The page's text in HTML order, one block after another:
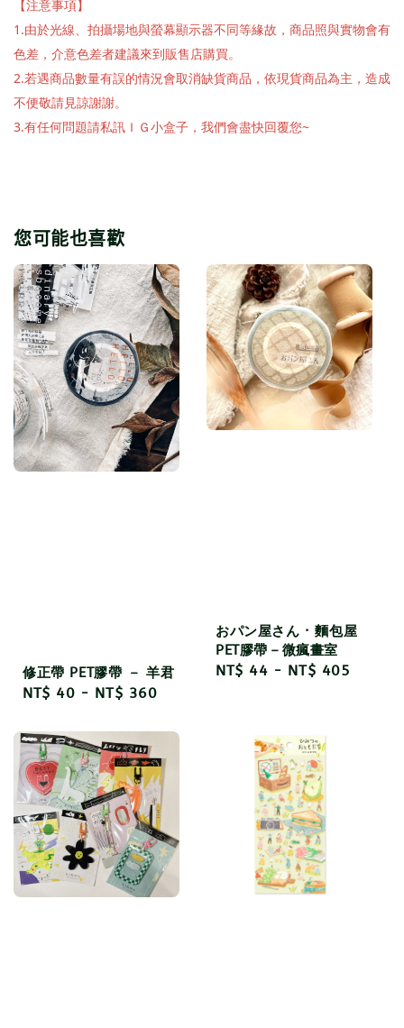
【注意事項】
1.由於光線、拍攝場地與螢幕顯示器不同等緣故，商品照與實物會有
色差，介意色差者建議來到販售店購買。
2.若遇商品數量有誤的情況會取消缺貨商品，依現貨商品為主，造成
不便敬請見諒謝謝。
3.有任何問題請私訊ＩＧ小盒子，我們會盡快回覆您~
您可能也喜歡
修正帶 PET膠帶 － 羊君
Regular
NT$ 40 - NT$ 360
おパン屋さん · 麵包屋
PET膠帶－微瘋畫室
Regular
NT$ 44 - NT$ 405